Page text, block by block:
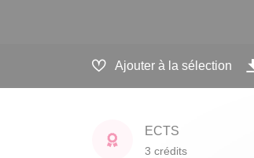
Ajouter à la sélection
ECTS
3 crédits